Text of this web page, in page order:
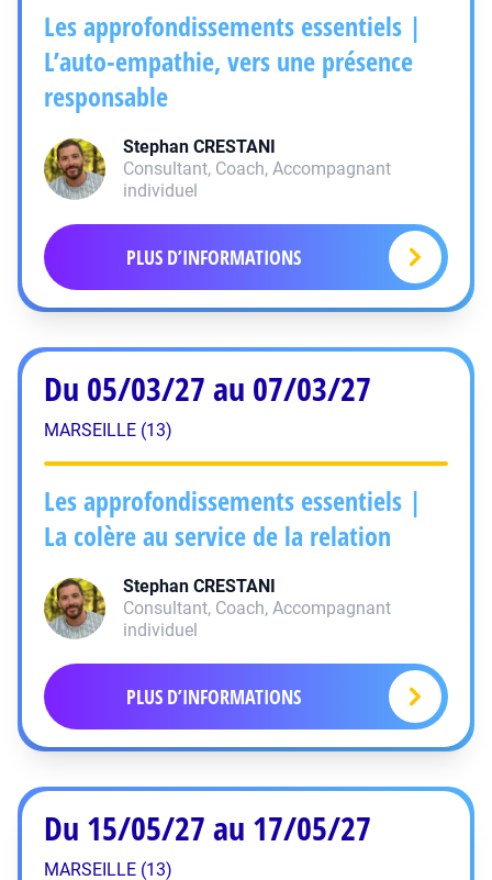
Les approfondissements essentiels |
L’auto-empathie, vers une présence
responsable
Stephan CRESTANI
Consultant, Coach, Accompagnant
individuel
PLUS D’INFORMATIONS
Du 05/03/27 au 07/03/27
MARSEILLE (13)
Les approfondissements essentiels |
La colère au service de la relation
Stephan CRESTANI
Consultant, Coach, Accompagnant
individuel
PLUS D’INFORMATIONS
Du 15/05/27 au 17/05/27
MARSEILLE (13)